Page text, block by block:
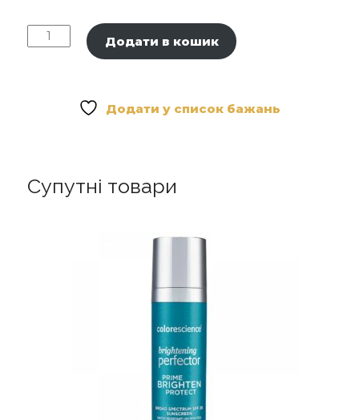
Rhea
Oilfree
Додати в кошик
Додати у список бажань
Супутні товари